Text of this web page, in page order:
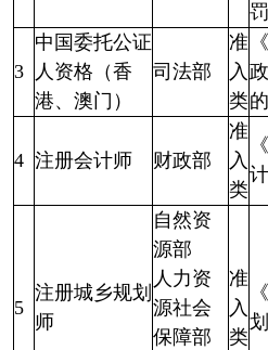
3
中国委托公证
人资格（香
港、澳门）
司法部
准
入
类
4 注册会计师 财政部
准
入
类
5
注册城乡规划
师
自然资
源部
人力资
源社会
保障部
准
入
类